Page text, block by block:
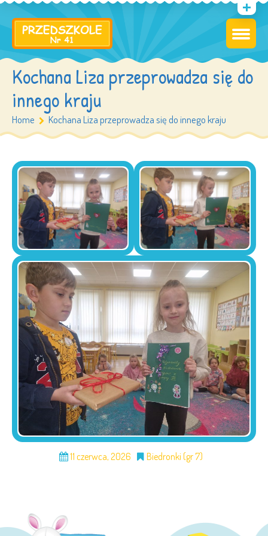
Kochana Liza przeprowadza się do
innego kraju
Home Kochana Liza przeprowadza się do innego kraju
11 czerwca, 2026 Biedronki (gr 7)